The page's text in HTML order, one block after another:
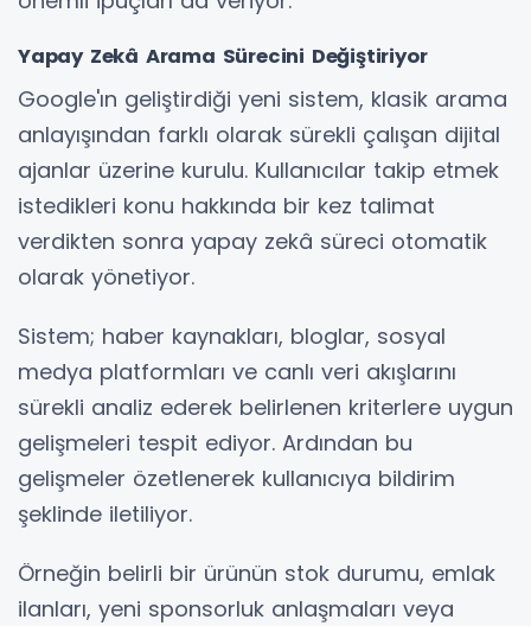
Yapay Zekâ Arama Sürecini Değiştiriyor
Google'ın geliştirdiği yeni sistem, klasik arama
anlayışından farklı olarak sürekli çalışan dijital
ajanlar üzerine kurulu. Kullanıcılar takip etmek
istedikleri konu hakkında bir kez talimat
verdikten sonra yapay zekâ süreci otomatik
olarak yönetiyor.
Sistem; haber kaynakları, bloglar, sosyal
medya platformları ve canlı veri akışlarını
sürekli analiz ederek belirlenen kriterlere uygun
gelişmeleri tespit ediyor. Ardından bu
gelişmeler özetlenerek kullanıcıya bildirim
şeklinde iletiliyor.
Örneğin belirli bir ürünün stok durumu, emlak
ilanları, yeni sponsorluk anlaşmaları veya